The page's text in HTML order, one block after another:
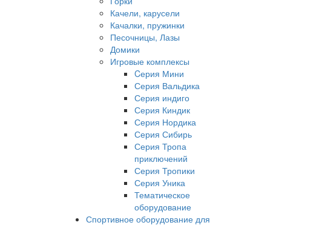
Качели, карусели
Качалки, пружинки
Песочницы, Лазы
Домики
Игровые комплексы
Cерия Мини
Серия Вальдика
Серия индиго
Серия Киндик
Серия Нордика
Серия Сибирь
Серия Тропа
приключений
Серия Тропики
Серия Уника
Тематическое
оборудование
Спортивное оборудование для